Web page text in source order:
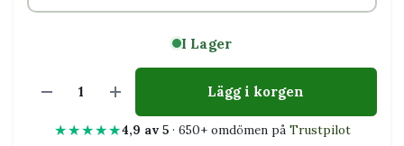
I Lager
Lägg i korgen
★★★★★4,9 av 5· 650+ omdömen på Trustpilot